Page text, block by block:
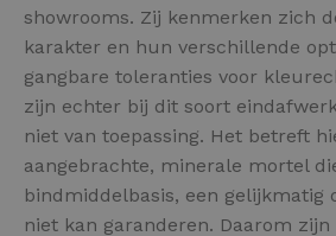
showrooms. Zij kenmerken zich
karakter en hun verschillende
gangbare toleranties voor
zijn echter bij dit soort
niet van toepassing. Het betreft
aangebrachte, minerale mortel
bindmiddelbasis, een gelijkmatig
niet kan garanderen. Daarom